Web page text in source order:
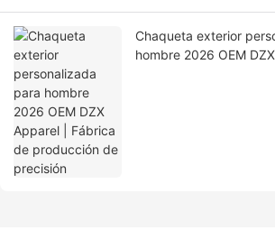
Chaqueta exterior
hombre 2026 OEM